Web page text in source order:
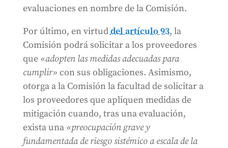
evaluaciones en nombre de la Comisión.
Por último, en virtuddel artículo 93, la
Comisión podrá solicitar a los proveedores
que «adopten las medidas adecuadas para
cumplir» con sus obligaciones. Asimismo,
otorga a la Comisión la facultad de solicitar a
los proveedores que apliquen medidas de
mitigación cuando, tras una evaluación,
exista una «preocupación grave y
fundamentada de riesgo sistémico a escala de la